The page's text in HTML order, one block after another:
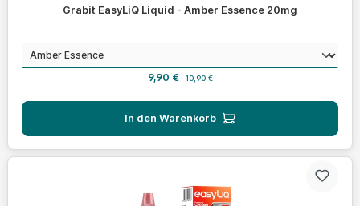
Grabit EasyLiQ Liquid - Amber Essence 20mg
Geschmackauswählen
Verkaufspreis:
9,90 € 10,90 €
In den Warenkorb